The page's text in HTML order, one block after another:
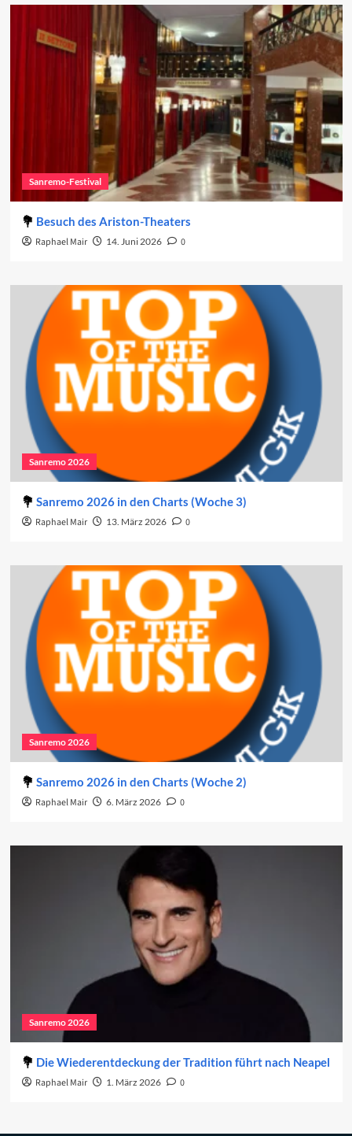
Sanremo-Festival
Besuch des Ariston-Theaters
Raphael Mair 14. Juni 2026 0
Sanremo 2026
Sanremo 2026 in den Charts (Woche 3)
Raphael Mair 13. März 2026 0
Sanremo 2026
Sanremo 2026 in den Charts (Woche 2)
Raphael Mair 6. März 2026 0
Sanremo 2026
Die Wiederentdeckung der Tradition führt nach Neapel
Raphael Mair 1. März 2026 0